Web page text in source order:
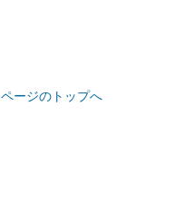
ページのトップへ